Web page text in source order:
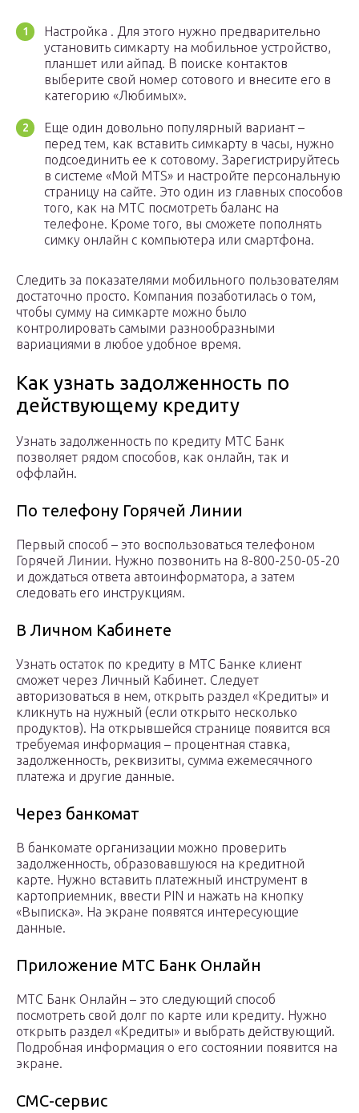
Настройка . Для этого нужно предварительно
установить симкарту на мобильное устройство,
планшет или айпад. В поиске контактов
выберите свой номер сотового и внесите его в
категорию «Любимых».
Еще один довольно популярный вариант –
перед тем, как вставить симкарту в часы, нужно
подсоединить ее к сотовому. Зарегистрируйтесь
в системе «Мой MTS» и настройте персональную
страницу на сайте. Это один из главных способов
того, как на МТС посмотреть баланс на
телефоне. Кроме того, вы сможете пополнять
симку онлайн с компьютера или смартфона.
Следить за показателями мобильного пользователям
достаточно просто. Компания позаботилась о том,
чтобы сумму на симкарте можно было
контролировать самыми разнообразными
вариациями в любое удобное время.
Как узнать задолженность по
действующему кредиту
Узнать задолженность по кредиту МТС Банк
позволяет рядом способов, как онлайн, так и
оффлайн.
По телефону Горячей Линии
Первый способ – это воспользоваться телефоном
Горячей Линии. Нужно позвонить на 8-800-250-05-20
и дождаться ответа автоинформатора, а затем
следовать его инструкциям.
В Личном Кабинете
Узнать остаток по кредиту в МТС Банке клиент
сможет через Личный Кабинет. Следует
авторизоваться в нем, открыть раздел «Кредиты» и
кликнуть на нужный (если открыто несколько
продуктов). На открывшейся странице появится вся
требуемая информация – процентная ставка,
задолженность, реквизиты, сумма ежемесячного
платежа и другие данные.
Через банкомат
В банкомате организации можно проверить
задолженность, образовавшуюся на кредитной
карте. Нужно вставить платежный инструмент в
картоприемник, ввести PIN и нажать на кнопку
«Выписка». На экране появятся интересующие
данные.
Приложение МТС Банк Онлайн
МТС Банк Онлайн – это следующий способ
посмотреть свой долг по карте или кредиту. Нужно
открыть раздел «Кредиты» и выбрать действующий.
Подробная информация о его состоянии появится на
экране.
СМС-сервис